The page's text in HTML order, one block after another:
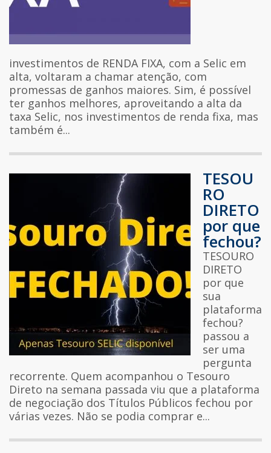
investimentos de RENDA FIXA, com a Selic em
alta, voltaram a chamar atenção, com
promessas de ganhos maiores. Sim, é possível
ter ganhos melhores, aproveitando a alta da
taxa Selic, nos investimentos de renda fixa, mas
também é...
TESOU
RO
DIRETO
por que
fechou?
TESOURO
DIRETO
por que
sua
plataforma
fechou?
passou a
ser uma
pergunta
recorrente. Quem acompanhou o Tesouro
Direto na semana passada viu que a plataforma
de negociação dos Títulos Públicos fechou por
várias vezes. Não se podia comprar e...